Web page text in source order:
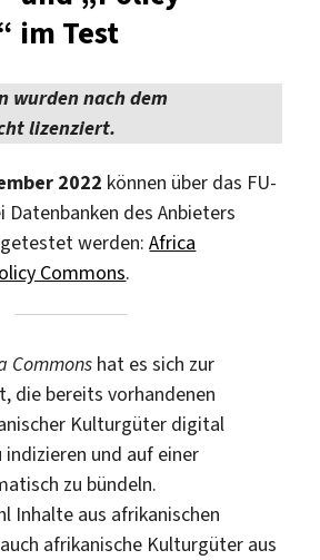
im Test
wurden nach dem
lizenziert.
2022 können über das FU-
Datenbanken des Anbieters
werden:Africa
Commons.
Commons hat es sich zur
die bereits vorhandenen
Kulturgüter digital
und auf einer
zu bündeln.
Inhalte aus afrikanischen
afrikanische Kulturgüter aus